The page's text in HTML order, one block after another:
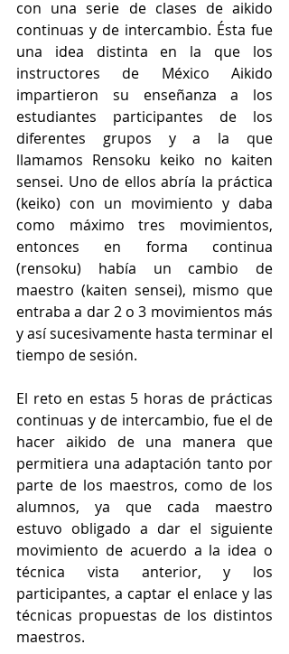
con una serie de clases de aikido
continuas y de intercambio. Ésta fue
una idea distinta en la que los
instructores de México Aikido
impartieron su enseñanza a los
estudiantes participantes de los
diferentes grupos y a la que
llamamos Rensoku keiko no kaiten
sensei. Uno de ellos abría la práctica
(keiko) con un movimiento y daba
como máximo tres movimientos,
entonces en forma continua
(rensoku) había un cambio de
maestro (kaiten sensei), mismo que
entraba a dar 2 o 3 movimientos más
y así sucesivamente hasta terminar el
tiempo de sesión.
El reto en estas 5 horas de prácticas
continuas y de intercambio, fue el de
hacer aikido de una manera que
permitiera una adaptación tanto por
parte de los maestros, como de los
alumnos, ya que cada maestro
estuvo obligado a dar el siguiente
movimiento de acuerdo a la idea o
técnica vista anterior, y los
participantes, a captar el enlace y las
técnicas propuestas de los distintos
maestros.